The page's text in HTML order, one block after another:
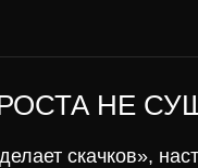
НЕ
скачков»,